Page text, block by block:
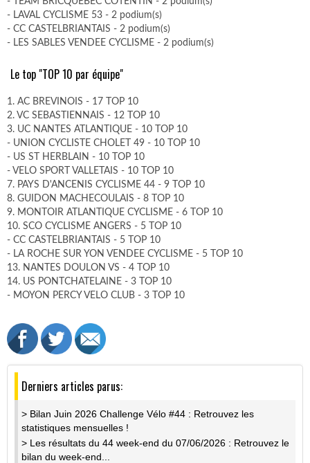
- LAVAL CYCLISME 53 - 2 podium(s)
- CC CASTELBRIANTAIS - 2 podium(s)
- LES SABLES VENDEE CYCLISME - 2 podium(s)
Le top "TOP 10 par équipe"
1. AC BREVINOIS - 17 TOP 10
2. VC SEBASTIENNAIS - 12 TOP 10
3. UC NANTES ATLANTIQUE - 10 TOP 10
- UNION CYCLISTE CHOLET 49 - 10 TOP 10
- US ST HERBLAIN - 10 TOP 10
- VELO SPORT VALLETAIS - 10 TOP 10
7. PAYS D'ANCENIS CYCLISME 44 - 9 TOP 10
8. GUIDON MACHECOULAIS - 8 TOP 10
9. MONTOIR ATLANTIQUE CYCLISME - 6 TOP 10
10. SCO CYCLISME ANGERS - 5 TOP 10
- CC CASTELBRIANTAIS - 5 TOP 10
- LA ROCHE SUR YON VENDEE CYCLISME - 5 TOP 10
13. NANTES DOULON VS - 4 TOP 10
14. US PONTCHATELAINE - 3 TOP 10
- MOYON PERCY VELO CLUB - 3 TOP 10
Derniers articles parus:
> Bilan Juin 2026 Challenge Vélo #44 : Retrouvez les
statistiques mensuelles !
> Les résultats du 44 week-end du 07/06/2026 : Retrouvez le
bilan du week-end...